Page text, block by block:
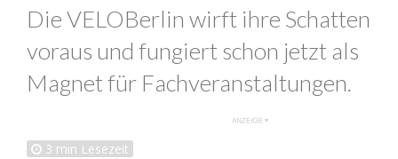
Die VELOBerlin wirft ihre Schatten
voraus und fungiert schon jetzt als
Magnet für Fachveranstaltungen.
3 min Lesezeit